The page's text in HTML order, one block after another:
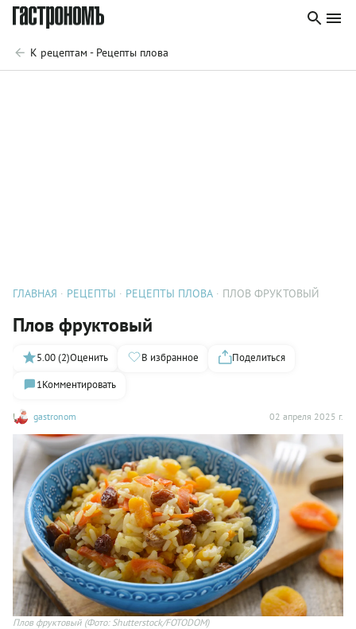
К рецептам - Рецепты плова
ГЛАВНАЯ РЕЦЕПТЫ РЕЦЕПТЫ ПЛОВА ПЛОВ ФРУКТОВЫЙ
Плов фруктовый
gastronom 02 апреля 2025 г.
5.00 (2)Оценить В избранное
Поделиться
1Комментировать
Плов фруктовый (Фото: Shutterstock/FOTODOM)